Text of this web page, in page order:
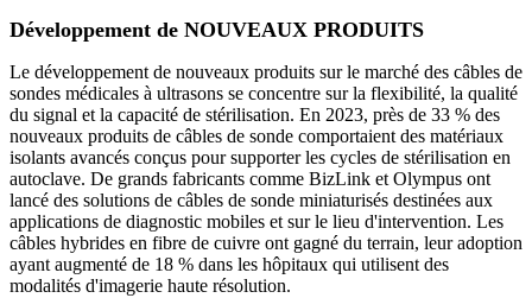
Développement de NOUVEAUX PRODUITS
Le développement de nouveaux produits sur le marché des câbles de
sondes médicales à ultrasons se concentre sur la flexibilité, la qualité
du signal et la capacité de stérilisation. En 2023, près de 33 % des
nouveaux produits de câbles de sonde comportaient des matériaux
isolants avancés conçus pour supporter les cycles de stérilisation en
autoclave. De grands fabricants comme BizLink et Olympus ont
lancé des solutions de câbles de sonde miniaturisés destinées aux
applications de diagnostic mobiles et sur le lieu d'intervention. Les
câbles hybrides en fibre de cuivre ont gagné du terrain, leur adoption
ayant augmenté de 18 % dans les hôpitaux qui utilisent des
modalités d'imagerie haute résolution.